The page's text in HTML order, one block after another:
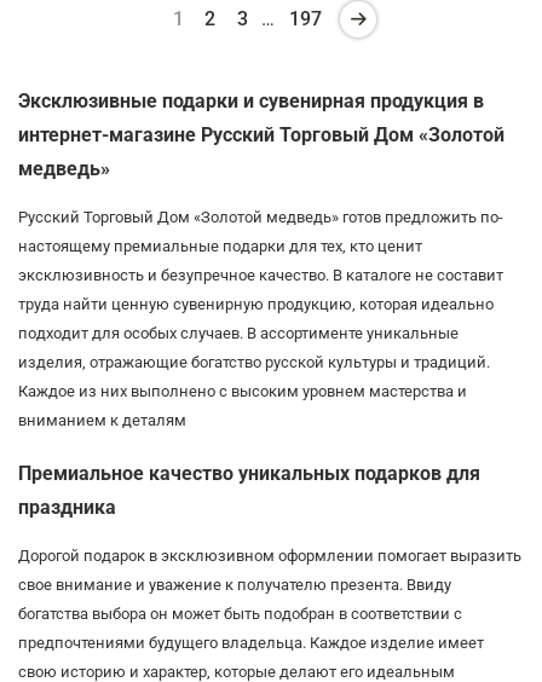
1 2 3 … 197
Эксклюзивные подарки и сувенирная продукция в
интернет-магазине Русский Торговый Дом «Золотой
медведь»
Русский Торговый Дом «Золотой медведь» готов предложить по-
настоящему премиальные подарки для тех, кто ценит
эксклюзивность и безупречное качество. В каталоге не составит
труда найти ценную сувенирную продукцию, которая идеально
подходит для особых случаев. В ассортименте уникальные
изделия, отражающие богатство русской культуры и традиций.
Каждое из них выполнено с высоким уровнем мастерства и
вниманием к деталям
Премиальное качество уникальных подарков для
праздника
Дорогой подарок в эксклюзивном оформлении помогает выразить
свое внимание и уважение к получателю презента. Ввиду
богатства выбора он может быть подобран в соответствии с
предпочтениями будущего владельца. Каждое изделие имеет
свою историю и характер, которые делают его идеальным